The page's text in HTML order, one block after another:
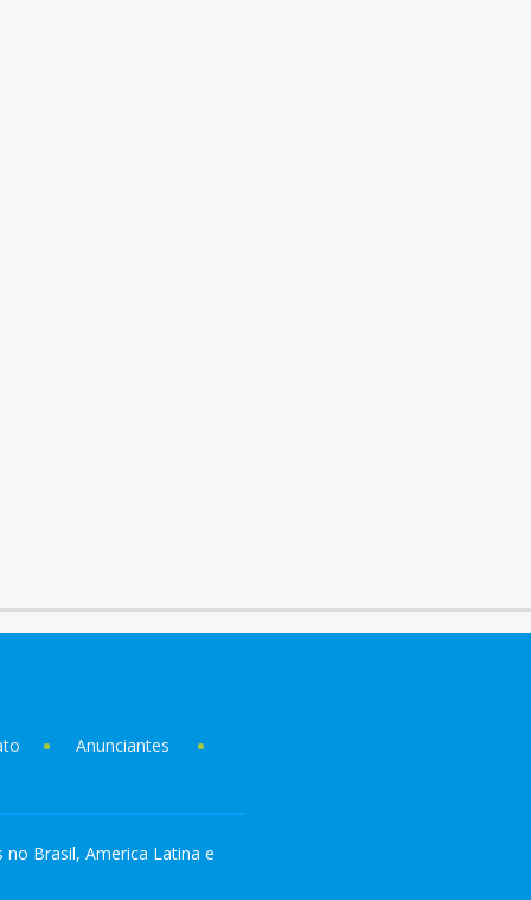
Anunciantes
Brasil, America Latina e